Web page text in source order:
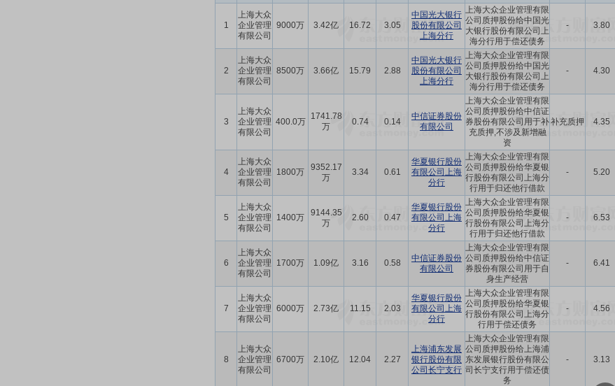
1
上海大众
企业管理
有限公司
9000万 3.42亿 16.72 3.05
中国光大银行
股份有限公司
上海分行
上海大众企业管理有限
公司质押股份给中国光
大银行股份有限公司上
海分行用于偿还债务
- 3.80
2
上海大众
企业管理
有限公司
8500万 3.66亿 15.79 2.88
中国光大银行
股份有限公司
上海分行
上海大众企业管理有限
公司质押股份给中国光
大银行股份有限公司上
海分行用于偿还债务
- 4.30
3
上海大众
企业管理
有限公司
400.0万
1741.78
万
0.74 0.14
中信证券股份
有限公司
上海大众企业管理有限
公司质押股份给中信证
券股份有限公司用于补
充质押,不涉及新增融
资
补充质押 4.35
4
上海大众
企业管理
有限公司
1800万
9352.17
万
3.34 0.61
华夏银行股份
有限公司上海
分行
上海大众企业管理有限
公司质押股份给华夏银
行股份有限公司上海分
行用于归还他行借款
- 5.20
5
上海大众
企业管理
有限公司
1400万
9144.35
万
2.60 0.47
华夏银行股份
有限公司上海
分行
上海大众企业管理有限
公司质押股份给华夏银
行股份有限公司上海分
行用于归还他行借款
- 6.53
6
上海大众
企业管理
有限公司
1700万 1.09亿 3.16 0.58
中信证券股份
有限公司
上海大众企业管理有限
公司质押股份给中信证
券股份有限公司用于自
身生产经营
- 6.41
7
上海大众
企业管理
有限公司
6000万 2.73亿 11.15 2.03
华夏银行股份
有限公司上海
分行
上海大众企业管理有限
公司质押股份给华夏银
行股份有限公司上海分
行用于偿还债务
- 4.56
8
上海大众
企业管理
有限公司
6700万 2.10亿 12.04 2.27
上海浦东发展
银行股份有限
公司长宁支行
上海大众企业管理有限
公司质押股份给上海浦
东发展银行股份有限公
司长宁支行用于偿还债
务
- 3.13